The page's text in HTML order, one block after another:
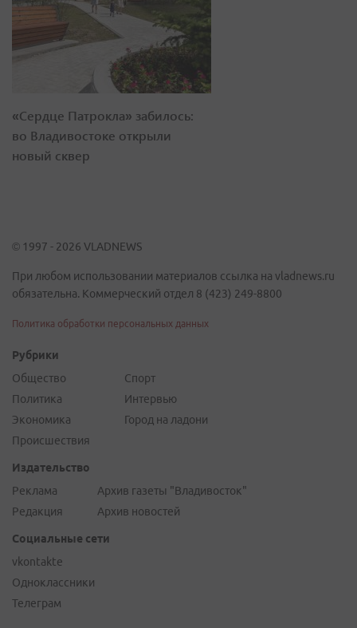
«Сердце Патрокла» забилось:
во Владивостоке открыли
новый сквер
© 1997 - 2026 VLADNEWS
При любом использовании материалов ссылка на vladnews.ru
обязательна. Коммерческий отдел 8 (423) 249-8800
Политика обработки персональных данных
Рубрики
Общество
Политика
Экономика
Происшествия
Спорт
Интервью
Город на ладони
Издательство
Реклама
Редакция
Архив газеты "Владивосток"
Архив новостей
Социальные сети
vkontakte
Одноклассники
Телеграм